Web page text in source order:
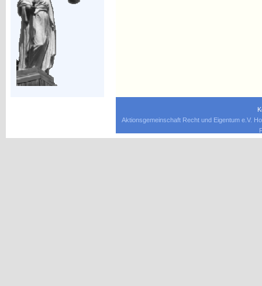
Aktionsgemeinschaft Recht und Eigentum e.V.